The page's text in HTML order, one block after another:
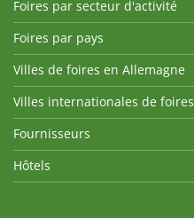
Foires par secteur d'activité
Foires par pays
Villes de foires en Allemagne
Villes internationales de foires
Fournisseurs
Hôtels